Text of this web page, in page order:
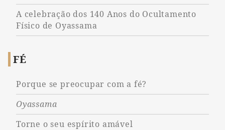
A celebração dos 140 Anos do Ocultamento
Físico de Oyassama
FÉ
Porque se preocupar com a fé?
Oyassama
Torne o seu espírito amável